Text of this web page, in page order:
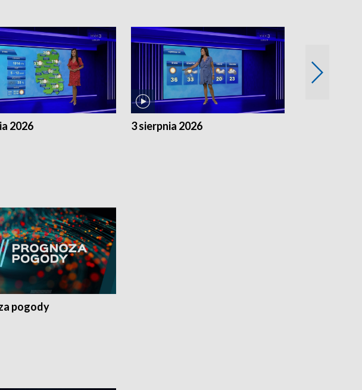
2026 3 sierpnia 2026
pogody